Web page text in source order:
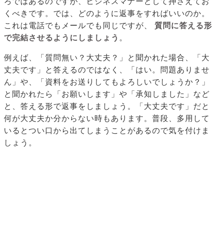
くべきです。では、どのように返事をすればいいのか。
これは電話でもメールでも同じですが、
質問に答える形
で完結させるようにしましょう 。
例えば、「質問無い？大丈夫？」と聞かれた場合、「大
丈夫です」と答えるのではなく、「はい。問題ありませ
ん」や、「資料をお送りしてもよろしいでしょうか？」
と聞かれたら「お願いします」や「承知しました」など
と、答える形で返事をしましょう。「大丈夫です」だと
何が大丈夫か分からない時もあります。普段、多用して
いるとつい口から出てしまうことがあるので気を付けま
しょう。